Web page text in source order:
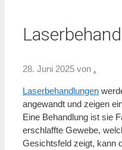
28. Juni 2025 von .
Laserbehandlungen
angewandt und zeigen
Eine Behandlung ist sie
erschlaffte Gewebe,
Gesichtsfeld zeigt, kann